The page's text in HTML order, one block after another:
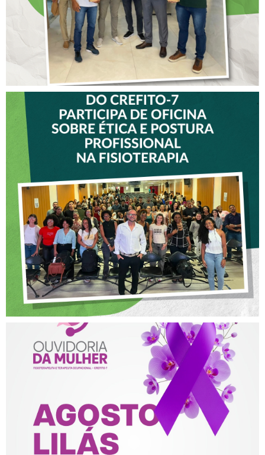
VICE-PRESIDENTE DO
CREFITO-7 PARTICIPA DE
OFICINA SOBRE ÉTICA E
POSTURA PROFISSIONAL
NA FISIOTERAPIA
AGOSTO LILÁS – ACOLHER,
PROTEGER E COMBATER A
VIOLÊNCIA CONTRA A
MULHER